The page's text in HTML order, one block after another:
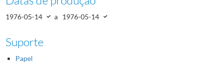
1976-05-14 a 1976-05-14
Suporte
Papel